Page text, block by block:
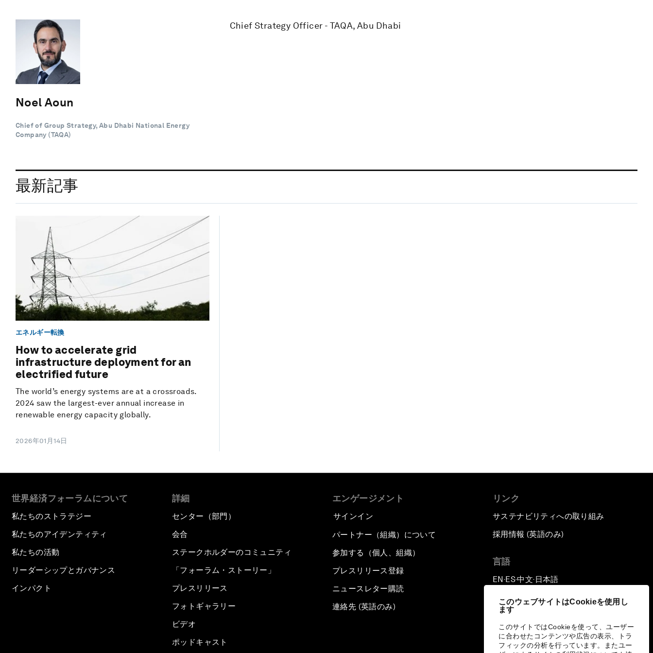
このウェブサイトはCookieを使用し
ます
このサイトではCookieを使って、ユーザー
に合わせたコンテンツや広告の表示、トラ
フィックの分析を行っています。またユー
Noel Aoun
Chief of Group Strategy, Abu Dhabi National Energy
Company (TAQA)
Chief Strategy Officer - TAQA, Abu Dhabi
最新記事
エネルギー転換
How to accelerate grid
infrastructure deployment for an
electrified future
The world’s energy systems are at a crossroads.
2024 saw the largest-ever annual increase in
renewable energy capacity globally.
2026年01月14日
世界経済フォーラムについて
私たちのストラテジー
私たちのアイデンティティ
私たちの活動
リーダーシップとガバナンス
インパクト
詳細
センター（部門）
会合
ステークホルダーのコミュニティ
「フォーラム・ストーリー」
プレスリリース
フォトギャラリー
ビデオ
ポッドキャスト
エンゲージメント
サインイン
パートナー（組織）について
参加する（個人、組織）
プレスリリース登録
ニュースレター購読
連絡先 (英語のみ)
リンク
サステナビリティへの取り組み
採用情報 (英語のみ)
言語
EN ▪ ES▪中文▪ 日本語